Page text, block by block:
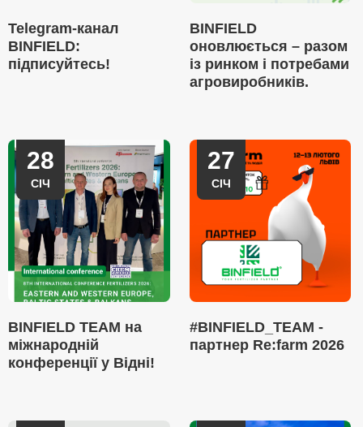
Telegram-канал
BINFIELD:
підписуйтесь!
BINFIELD
оновлюється – разом
із ринком і потребами
агровиробників.
28
СІЧ
BINFIELD TEAM на
міжнародній
конференції у Відні!
27
СІЧ
#BINFIELD_TEAM -
партнер Re:farm 2026